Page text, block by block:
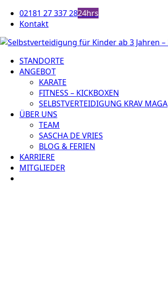
Zum
Inhalt
02181 27 337 2824hrs
Kontakt
STANDORTE
ANGEBOT
KARATE
FITNESS – KICKBOXEN
SELBSTVERTEIDIGUNG KRAV MAGA
ÜBER UNS
TEAM
SASCHA DE VRIES
BLOG & FERIEN
KARRIERE
MITGLIEDER